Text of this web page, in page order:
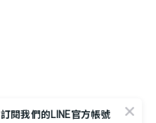
閱我們的LINE官方帳號